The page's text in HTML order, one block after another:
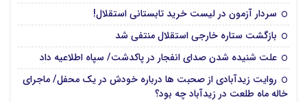
سردار آزمون در لیست خرید تابستانی استقلال!
بازگشت ستاره خارجی استقلال منتفی شد
علت شنیده شدن صدای انفجار در پاکدشت/ سپاه اطلاعیه داد
روایت زیدآبادی از صحبت ها درباره خودش در یک محفل/ ماجرای
خاله ماه طلعت در زیدآباد چه بود؟